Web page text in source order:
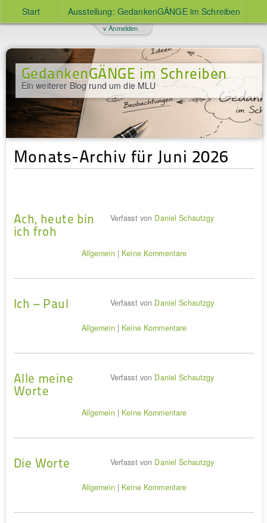
Start Ausstellung: GedankenGÄNGE im Schreiben
GedankenGÄNGE im Schreiben
Ein weiterer Blog rund um die MLU
v Anmelden
Monats-Archiv für Juni 2026
Ach, heute bin
ich froh
Verfasst von Daniel Schautzgy
Allgemein| Keine Kommentare
Ich – Paul Verfasst von Daniel Schautzgy
Allgemein| Keine Kommentare
Alle meine
Worte
Verfasst von Daniel Schautzgy
Allgemein| Keine Kommentare
Die Worte Verfasst von Daniel Schautzgy
Allgemein| Keine Kommentare